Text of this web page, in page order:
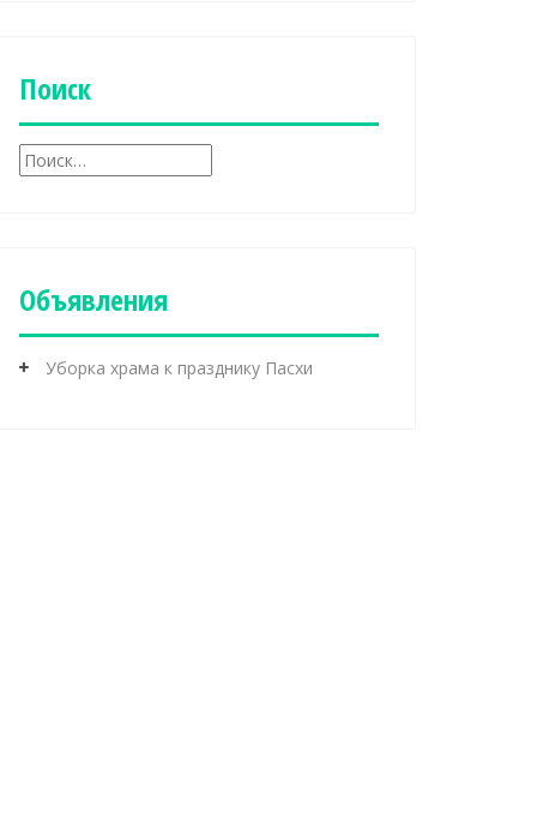
к
иПоиск
Н
а
Объявления
Уборка храма к празднику Пасхи